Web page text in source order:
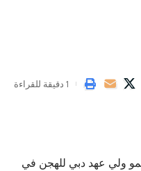
1 دقيقة للقراءة
ولي عهد دبي للهجن في